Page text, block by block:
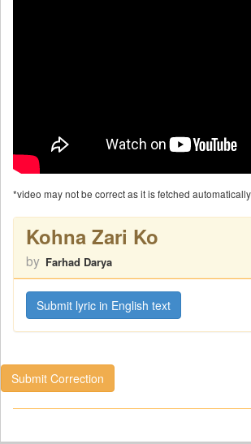
*video may not be correct as it is fetched automatically
Kohna Zari Ko
by Farhad Darya
Submit lyric in English text
Submit Correction